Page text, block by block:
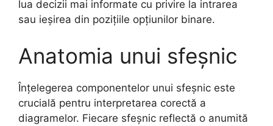
lua decizii mai informate cu privire la intrarea
sau ieșirea din pozițiile opțiunilor binare.
Anatomia unui sfeșnic
Înțelegerea componentelor unui sfeșnic este
crucială pentru interpretarea corectă a
diagramelor. Fiecare sfeșnic reflectă o anumită